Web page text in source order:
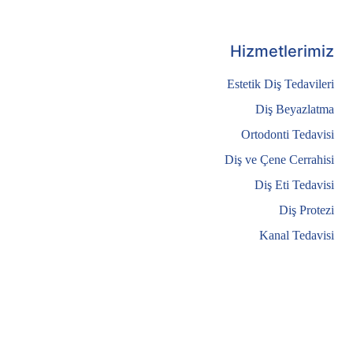
Hizmetlerimiz
Estetik Diş Tedavileri
Diş Beyazlatma
Ortodonti Tedavisi
Diş ve Çene Cerrahisi
Diş Eti Tedavisi
Diş Protezi
Kanal Tedavisi